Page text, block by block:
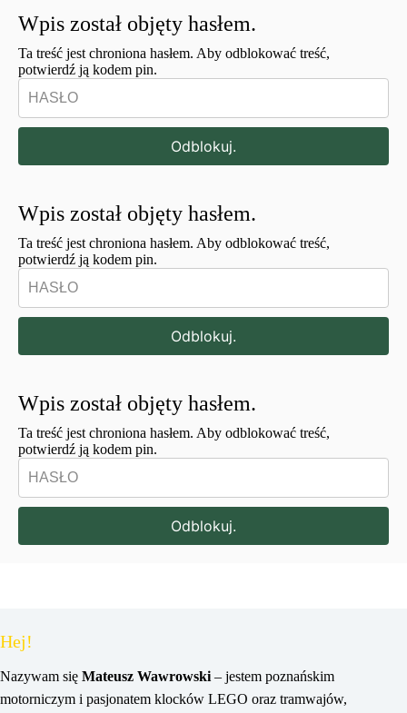
Wpis został objęty hasłem.
Ta treść jest chroniona hasłem. Aby odblokować treść,
potwierdź ją kodem pin.
Odblokuj.
Wpis został objęty hasłem.
Ta treść jest chroniona hasłem. Aby odblokować treść,
potwierdź ją kodem pin.
Odblokuj.
Wpis został objęty hasłem.
Ta treść jest chroniona hasłem. Aby odblokować treść,
potwierdź ją kodem pin.
Odblokuj.
Hej!
Nazywam się Mateusz Wawrowski – jestem poznańskim
motorniczym i pasjonatem klocków LEGO oraz tramwajów,